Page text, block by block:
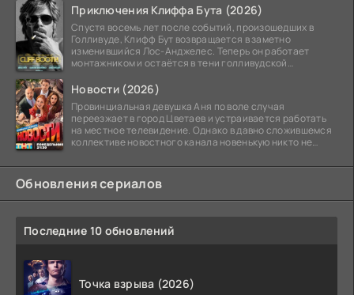
Приключения Клиффа Бута (2026)
Спустя восемь лет после событий, произошедших в
Голливуде, Клифф Бут возвращается в заметно
изменившийся Лос-Анджелес. Теперь он работает
монтажником и остаётся в тени голливудской
Новости (2026)
Провинциальная девушка Аня по воле случая
переезжает в город Цветаев и устраивается работать
на местное телевидение. Однако в давно сложившемся
коллективе новостного канала новенькую никто не
Обновления сериалов
Последние 10 обновлений
Точка взрыва (2026)